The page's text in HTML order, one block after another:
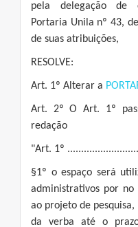
pela delegação de
Portaria Unila nº 43,
de suas atribuições,
RESOLVE:
Art. 1º Alterar a
Art. 2º O Art. 1º
redação
"Art. 1º
§1º o espaço será
administrativos por no
ao projeto de
da verba até o